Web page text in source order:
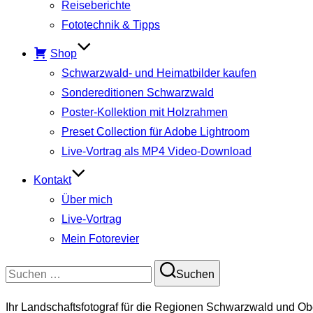
Reiseberichte
Fototechnik & Tipps
Shop
Schwarzwald- und Heimatbilder kaufen
Sondereditionen Schwarzwald
Poster-Kollektion mit Holzrahmen
Preset Collection für Adobe Lightroom
Live-Vortrag als MP4 Video-Download
Kontakt
Über mich
Live-Vortrag
Mein Fotorevier
Suchen
Suchen
Ihr Landschaftsfotograf für die Regionen Schwarzwald und